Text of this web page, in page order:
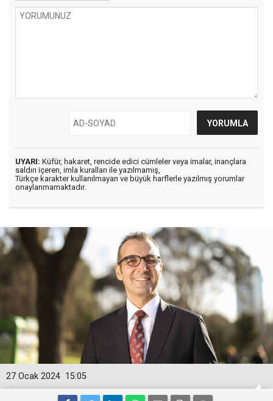
UYARI: Küfür, hakaret, rencide edici cümleler veya imalar, inançlara
saldırı içeren, imla kuralları ile yazılmamış,
Türkçe karakter kullanılmayan ve büyük harflerle yazılmış yorumlar
onaylanmamaktadır.
15:05
27 Ocak 2024